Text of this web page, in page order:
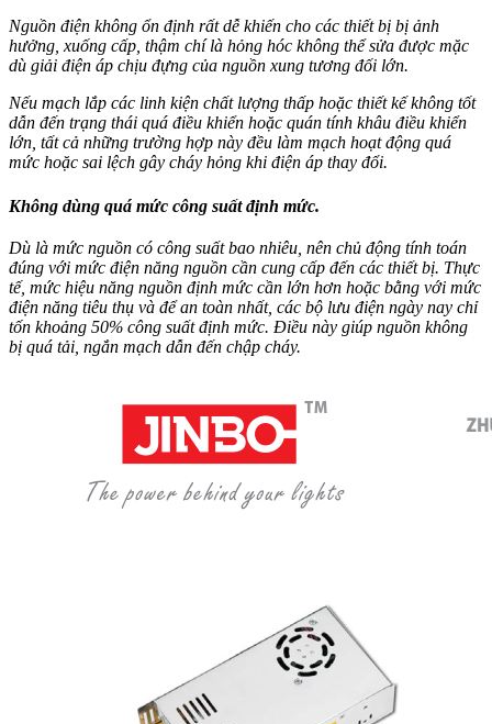
Nguồn điện không ổn định rất dễ khiến cho các thiết bị bị ảnh
hưởng, xuống cấp, thậm chí là hỏng hóc không thể sửa được mặc
dù giải điện áp chịu đựng của nguồn xung tương đối lớn.
Nếu mạch lắp các linh kiện chất lượng thấp hoặc thiết kế không tốt
dẫn đến trạng thái quá điều khiển hoặc quán tính khâu điều khiển
lớn, tất cả những trường hợp này đều làm mạch hoạt động quá
mức hoặc sai lệch gây cháy hỏng khi điện áp thay đổi.
Không dùng quá mức công suất định mức.
Dù là mức nguồn có công suất bao nhiêu, nên chủ động tính toán
đúng với mức điện năng nguồn cần cung cấp đến các thiết bị. Thực
tế, mức hiệu năng nguồn định mức cần lớn hơn hoặc bằng với mức
điện năng tiêu thụ và để an toàn nhất, các bộ lưu điện ngày nay chỉ
tốn khoảng 50% công suất định mức. Điều này giúp nguồn không
bị quá tải, ngắn mạch dẫn đến chập cháy.